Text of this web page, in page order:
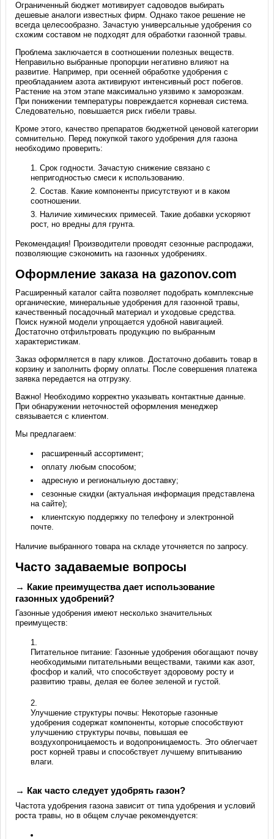
Ограниченный бюджет мотивирует садоводов выбирать
дешевые аналоги известных фирм. Однако такое решение не
всегда целесообразно. Зачастую универсальные удобрения со
схожим составом не подходят для обработки газонной травы.
Проблема заключается в соотношении полезных веществ.
Неправильно выбранные пропорции негативно влияют на
развитие. Например, при осенней обработке удобрения с
преобладанием азота активируют интенсивный рост побегов.
Растение на этом этапе максимально уязвимо к заморозкам.
При понижении температуры повреждается корневая система.
Следовательно, повышается риск гибели травы.
Кроме этого, качество препаратов бюджетной ценовой категории
сомнительно. Перед покупкой такого удобрения для газона
необходимо проверить:
Срок годности. Зачастую снижение связано с
непригодностью смеси к использованию.
Состав. Какие компоненты присутствуют и в каком
соотношении.
Наличие химических примесей. Такие добавки ускоряют
рост, но вредны для грунта.
Рекомендация! Производители проводят сезонные распродажи,
позволяющие сэкономить на газонных удобрениях.
Оформление заказа на gazonov.com
Расширенный каталог сайта позволяет подобрать комплексные
органические, минеральные удобрения для газонной травы,
качественный посадочный материал и уходовые средства.
Поиск нужной модели упрощается удобной навигацией.
Достаточно отфильтровать продукцию по выбранным
характеристикам.
Заказ оформляется в пару кликов. Достаточно добавить товар в
корзину и заполнить форму оплаты. После совершения платежа
заявка передается на отгрузку.
Важно! Необходимо корректно указывать контактные данные.
При обнаружении неточностей оформления менеджер
связывается с клиентом.
Мы предлагаем:
расширенный ассортимент;
оплату любым способом;
адресную и региональную доставку;
сезонные скидки (актуальная информация представлена
на сайте);
клиентскую поддержку по телефону и электронной
почте.
Наличие выбранного товара на складе уточняется по запросу.
Часто задаваемые вопросы
→ Какие преимущества дает использование
газонных удобрений?
Газонные удобрения имеют несколько значительных
преимуществ:
Питательное питание: Газонные удобрения обогащают почву
необходимыми питательными веществами, такими как азот,
фосфор и калий, что способствует здоровому росту и
развитию травы, делая ее более зеленой и густой.
Улучшение структуры почвы: Некоторые газонные
удобрения содержат компоненты, которые способствуют
улучшению структуры почвы, повышая ее
воздухопроницаемость и водопроницаемость. Это облегчает
рост корней травы и способствует лучшему впитыванию
влаги.
→ Как часто следует удобрять газон?
Частота удобрения газона зависит от типа удобрения и условий
роста травы, но в общем случае рекомендуется: